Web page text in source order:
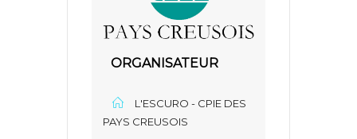
ORGANISATEUR
L'ESCURO - CPIE DES
PAYS CREUSOIS